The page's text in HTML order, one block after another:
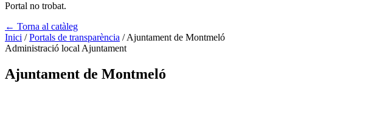
Portal no trobat.
← Torna al catàleg
Inici / Portals de transparència / Ajuntament de Montmeló
Administració local Ajuntament
Ajuntament de Montmeló